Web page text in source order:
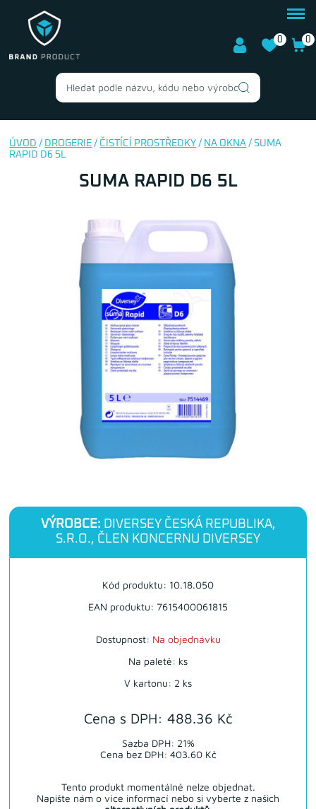
0 0
ÚVOD / DROGERIE / ČISTÍCÍ PROSTŘEDKY / NA OKNA / SUMA
RAPID D6 5L
SUMA RAPID D6 5L
VÝROBCE: DIVERSEY ČESKÁ REPUBLIKA,
S.R.O., ČLEN KONCERNU DIVERSEY
Cena s DPH: 488.36 Kč
Sazba DPH: 21%
Cena bez DPH: 403.60 Kč
Kód produktu: 10.18.050
EAN produktu: 7615400061815
Dostupnost: Na objednávku
Na paletě: ks
V kartonu: 2 ks
Tento produkt momentálně nelze objednat.
Napište nám o více informací nebo si vyberte z našich